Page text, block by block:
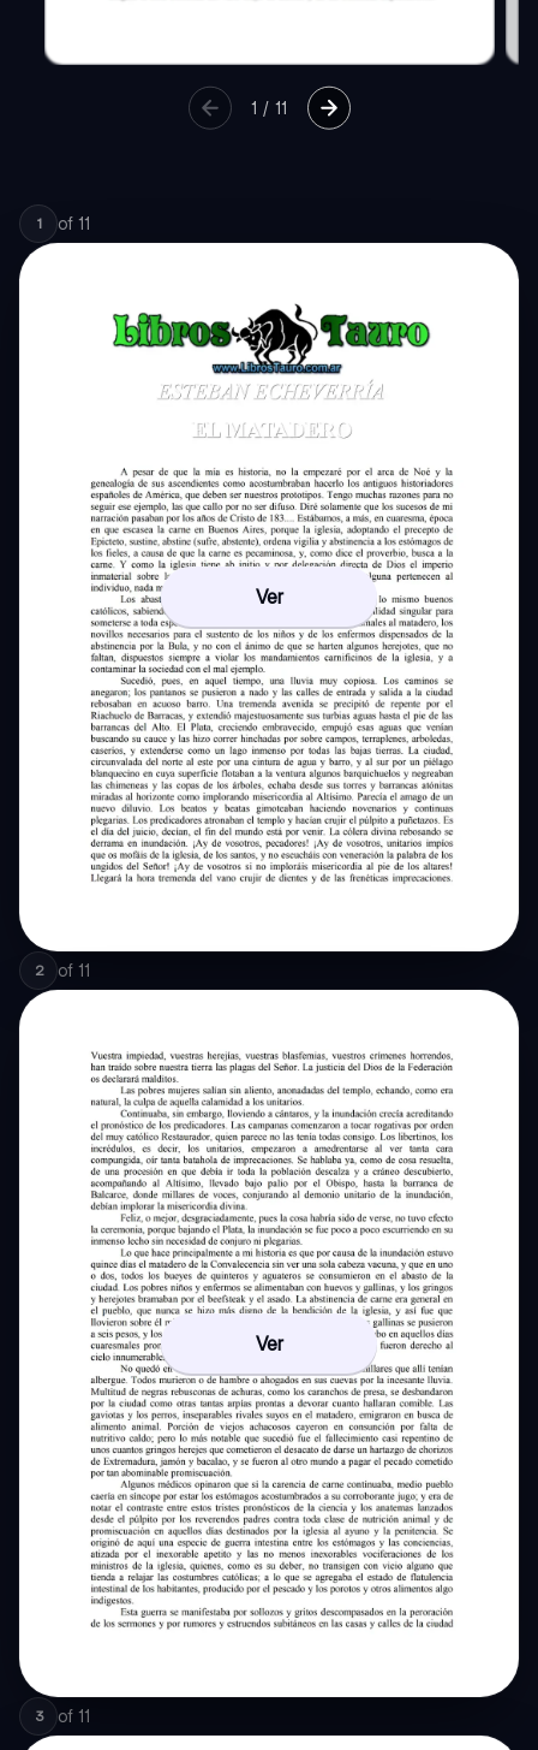
1 / 11
1 of 11
Ver
2 of 11
Ver
3 of 11